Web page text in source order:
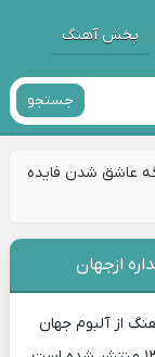
پخش آهنگ
جستجو
عاشق شدن فایده
ازجهان
از آلبوم جهان